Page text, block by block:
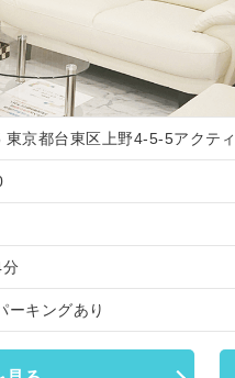
京都台東区上野4-5-5アクテ
ーキングあり